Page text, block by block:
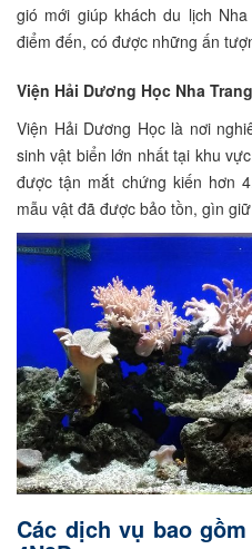
gió mới giúp khách du lịch
điểm đến, có được những ấn
Viện Hải Dương Học Nha Trang
Viện Hải Dương Học là nơi
sinh vật biển lớn nhất tại khu
được tận mắt chứng kiến hơn
mẫu vật đã được bảo tồn, gìn
Các dịch vụ bao